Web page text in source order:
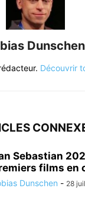
Dunschen
Découvrir
Sebastian
films en
Dunschen - 28